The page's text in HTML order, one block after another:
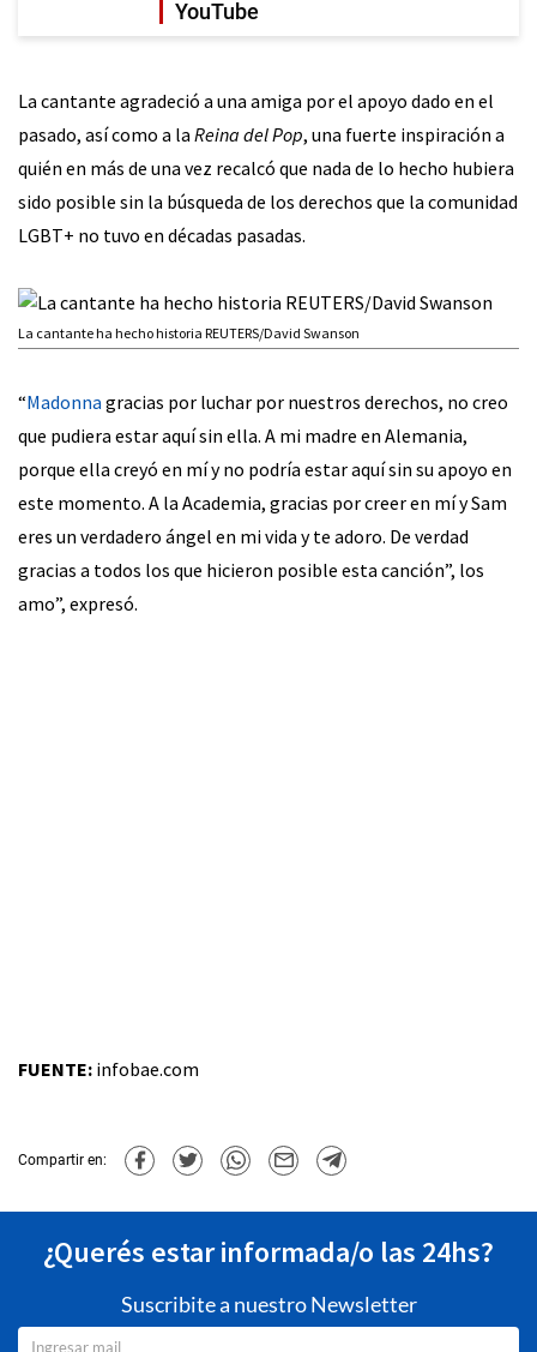
YouTube
La cantante agradeció a una amiga por el apoyo dado en el
pasado, así como a la Reina del Pop, una fuerte inspiración a
quién en más de una vez recalcó que nada de lo hecho hubiera
sido posible sin la búsqueda de los derechos que la comunidad
LGBT+ no tuvo en décadas pasadas.
La cantante ha hecho historia REUTERS/David Swanson
“Madonna gracias por luchar por nuestros derechos, no creo
que pudiera estar aquí sin ella. A mi madre en Alemania,
porque ella creyó en mí y no podría estar aquí sin su apoyo en
este momento. A la Academia, gracias por creer en mí y Sam
eres un verdadero ángel en mi vida y te adoro. De verdad
gracias a todos los que hicieron posible esta canción”, los
amo”, expresó.
FUENTE: infobae.com
Compartir en:
¿Querés estar informada/o las 24hs?
Suscribite a nuestro Newsletter